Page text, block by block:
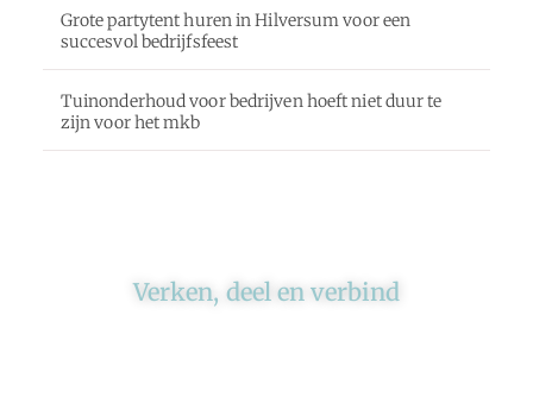
Grote partytent huren in Hilversum voor een
succesvol bedrijfsfeest
Tuinonderhoud voor bedrijven hoeft niet duur te
zijn voor het mkb
Verken, deel en verbind